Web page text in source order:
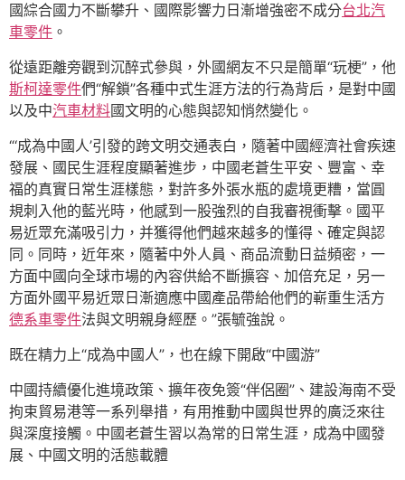
國綜合國力不斷攀升、國際影響力日漸增強密不成分台北汽
車零件 。
從遠距離旁觀到沉醉式參與，外國網友不只是簡單“玩梗”，他
斯柯達零件們“解鎖”各種中式生涯方法的行為背后，是對中國
以及中汽車材料國文明的心態與認知悄然變化。
“‘成為中國人’引發的跨文明交通表白，隨著中國經濟社會疾速
發展、國民生涯程度顯著進步，中國老蒼生平安、豐富、幸
福的真實日常生涯樣態，對許多外張水瓶的處境更糟，當圓
規刺入他的藍光時，他感到一股強烈的自我審視衝擊。國平
易近眾充滿吸引力，并獲得他們越來越多的懂得、確定與認
同。同時，近年來，隨著中外人員、商品流動日益頻密，一
方面中國向全球市場的內容供給不斷擴容、加倍充足，另一
方面外國平易近眾日漸適應中國產品帶給他們的嶄重生活方
德系車零件法與文明親身經歷。”張毓強說。
既在精力上“成為中國人”，也在線下開啟“中國游”
中國持續優化進境政策、擴年夜免簽“伴侶圈”、建設海南不受
拘束貿易港等一系列舉措，有用推動中國與世界的廣泛來往
與深度接觸。中國老蒼生習以為常的日常生涯，成為中國發
展、中國文明的活態載體